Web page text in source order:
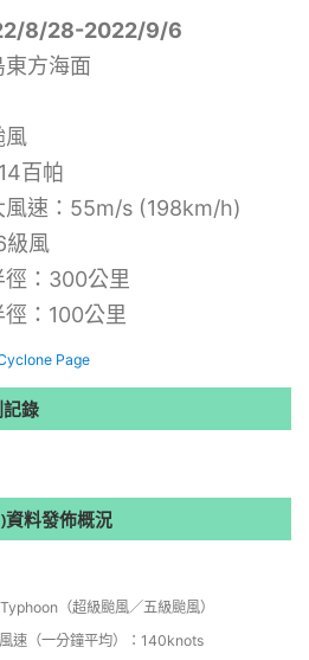
8/28-2022/9/6
東方海面
百帕
速：55m/s (198km/h)
風
：300公里
：100公里
Page
錄
資料發佈概況
（超級颱風／五級颱風）
速（一分鐘平均）：140knots